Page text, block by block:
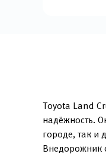
Toyota Land
надёжность.
городе, так и
Внедорожник